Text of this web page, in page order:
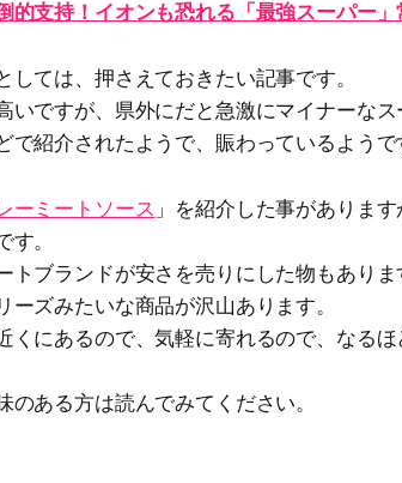
的支持！イオンも恐れる「最強スーパー
しては、押さえておきたい記事です。
いですが、県外にだと急激にマイナーなス
で紹介されたようで、賑わっているようで
ーミートソース 」を紹介した事がありま
。
トブランドが安さを売りにした物もあり
ーズみたいな商品が沢山あります。
くにあるので、気軽に寄れるので、なる
のある方は読んでみてください。